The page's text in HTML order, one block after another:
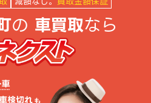
の 車買取なら